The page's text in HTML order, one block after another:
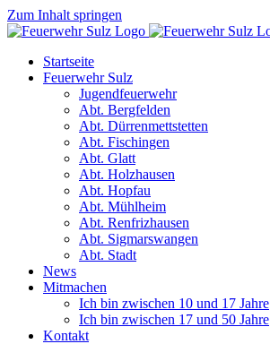
Zum Inhalt springen
Startseite
Feuerwehr Sulz
Jugendfeuerwehr
Abt. Bergfelden
Abt. Dürrenmettstetten
Abt. Fischingen
Abt. Glatt
Abt. Holzhausen
Abt. Hopfau
Abt. Mühlheim
Abt. Renfrizhausen
Abt. Sigmarswangen
Abt. Stadt
News
Mitmachen
Ich bin zwischen 10 und 17 Jahre
Ich bin zwischen 17 und 50 Jahre
Kontakt